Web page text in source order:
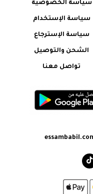
سياسة الخصوصية
سياسة الإستخدام
سياسة الإسترجاع
الشحن والتوصيل
تواصل معنا